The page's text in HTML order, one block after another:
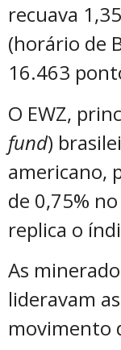
recuava
(horário de
16.463
O EWZ,
fund)
americano,
de 0,75%
replica o
As
lideravam
movimento